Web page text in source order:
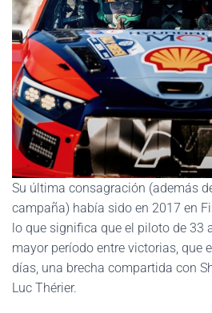
Su última consagración (además
campaña) había sido en 2017 en
lo que significa que el piloto de 33
mayor período entre victorias, que
días, una brecha compartida con
Luc Thérier.